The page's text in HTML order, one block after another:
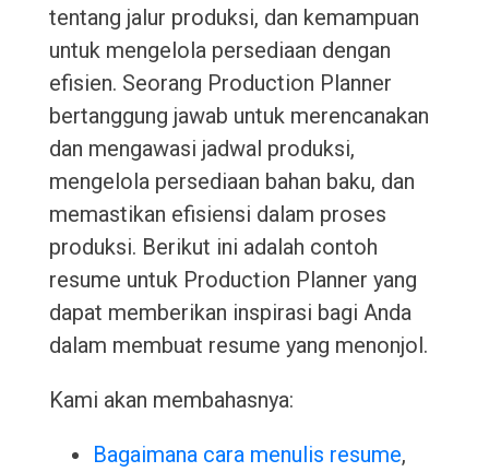
tentang jalur produksi, dan kemampuan
untuk mengelola persediaan dengan
efisien. Seorang Production Planner
bertanggung jawab untuk merencanakan
dan mengawasi jadwal produksi,
mengelola persediaan bahan baku, dan
memastikan efisiensi dalam proses
produksi. Berikut ini adalah contoh
resume untuk Production Planner yang
dapat memberikan inspirasi bagi Anda
dalam membuat resume yang menonjol.
Kami akan membahasnya:
Bagaimana cara menulis resume,